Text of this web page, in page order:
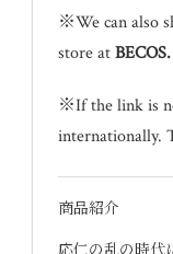
※We can also
store atBECOS.
※If the link is
internationally.
商品紹介